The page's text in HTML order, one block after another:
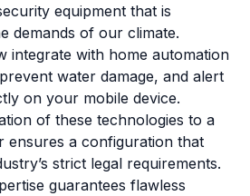
equipment that is
demands of our climate.
integrate with home automation
water damage, and alert
on your mobile device.
of these technologies to a
ensures a configuration that
strict legal requirements.
guarantees flawless